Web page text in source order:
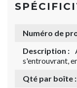
Numéro de
Description :
s'entrouvrant,
Qté par boîte :